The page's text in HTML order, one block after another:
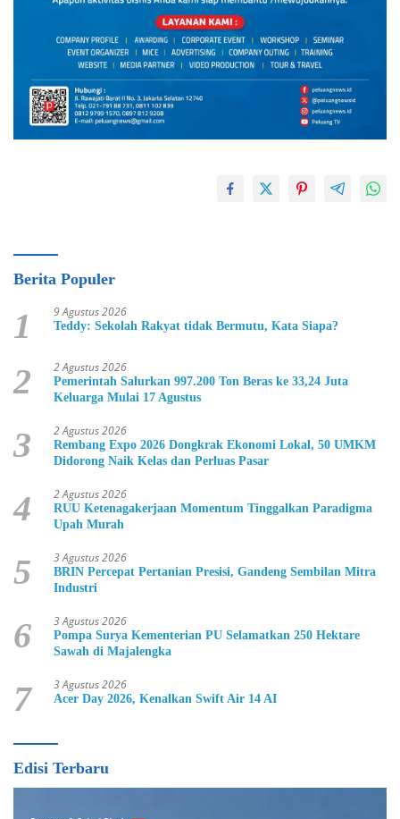
Berita Populer
1 9 Agustus 2026
Teddy: Sekolah Rakyat tidak Bermutu, Kata Siapa?
2 2 Agustus 2026
Pemerintah Salurkan 997.200 Ton Beras ke 33,24 Juta
Keluarga Mulai 17 Agustus
3 2 Agustus 2026
Rembang Expo 2026 Dongkrak Ekonomi Lokal, 50 UMKM
Didorong Naik Kelas dan Perluas Pasar
4 2 Agustus 2026
RUU Ketenagakerjaan Momentum Tinggalkan Paradigma
Upah Murah
5 3 Agustus 2026
BRIN Percepat Pertanian Presisi, Gandeng Sembilan Mitra
Industri
6 3 Agustus 2026
Pompa Surya Kementerian PU Selamatkan 250 Hektare
Sawah di Majalengka
7 3 Agustus 2026
Acer Day 2026, Kenalkan Swift Air 14 AI
Edisi Terbaru